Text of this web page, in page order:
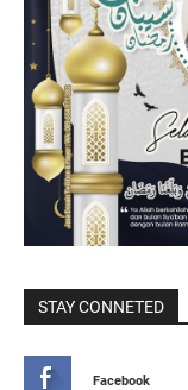
STAY CONNETED
Facebook